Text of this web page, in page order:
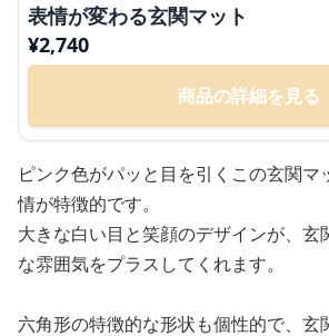
表情が変わる玄関マット
¥2,740
商品の詳細を見る
ピンク色がパッと目を引くこの玄関マ
情が特徴的です。
大きな白い目と笑顔のデザインが、玄
な雰囲気をプラスしてくれます。
六角形の特徴的な形状も個性的で、玄